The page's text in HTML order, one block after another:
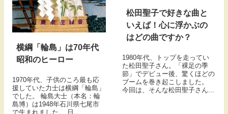
横綱「輪島」は70年代
昭和のヒーロー
1970年代、子供のころ最も応
援していた力士は横綱「輪島」
でした。 輪島大士（本名：輪
島博）は1948年石川県七尾市
で生まれました。 日...
松田聖子で好きな曲と
いえば！心に浮かぶの
はどの曲ですか？
1980年代、トップを走ってい
た松田聖子さん。「裸足の季
節」でデビュー後、驚くほどの
ブームを巻き起こしました。
今回は、そんな松田聖子さん...